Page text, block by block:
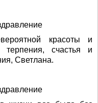
красоты и
терпения, счастья и
Светлана.